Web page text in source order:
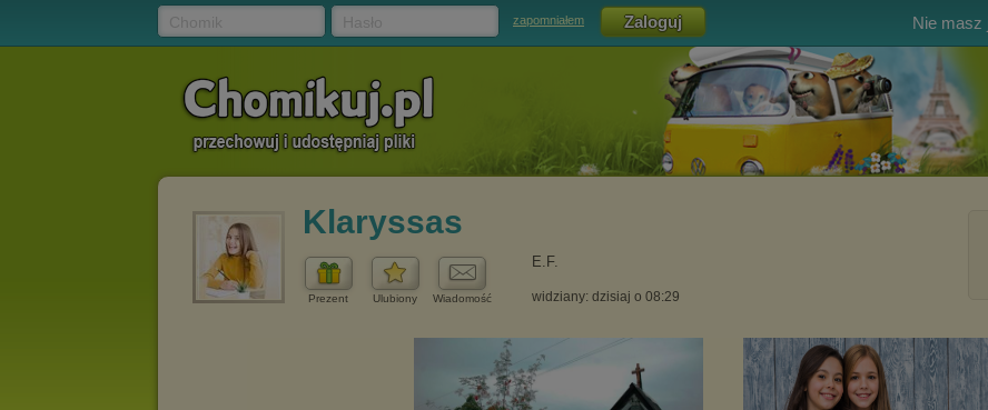
zapomniałem Nie masz
Klaryssas
Prezent Ulubiony Wiadomość
E.F.
widziany: dzisiaj o 08:29